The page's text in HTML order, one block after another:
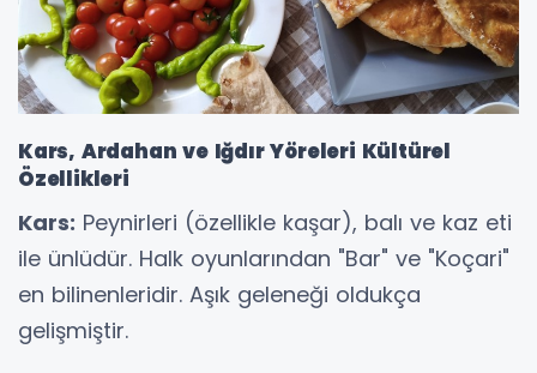
Kars, Ardahan ve Iğdır Yöreleri Kültürel
Özellikleri
Kars: Peynirleri (özellikle kaşar), balı ve kaz eti
ile ünlüdür. Halk oyunlarından "Bar" ve "Koçari"
en bilinenleridir. Aşık geleneği oldukça
gelişmiştir.